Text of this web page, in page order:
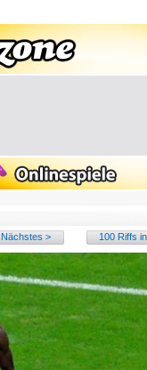
Nächstes > 100 Riffs